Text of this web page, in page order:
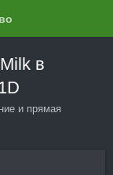
в
и прямая